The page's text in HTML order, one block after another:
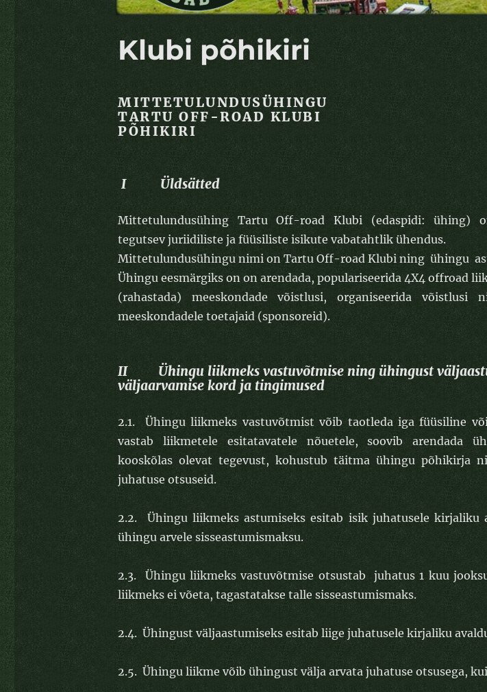
Klubi põhikiri
MITTETULUNDUSÜHINGU
TARTU OFF-ROAD KLUBI
PÕHIKIRI
I Üldsätted
Mittetulundusühing Tartu Off-road Klubi (edaspidi: ühing)
tegutsev juriidiliste ja füüsiliste isikute vabatahtlik ühendus.
Mittetulundusühingu nimi on Tartu Off-road Klubi ning ühingu
Ühingu eesmärgiks on on arendada, populariseerida 4X4 offroad
(rahastada) meeskondade võistlusi, organiseerida võistlusi
meeskondadele toetajaid (sponsoreid).
II Ühingu liikmeks vastuvõtmise ning ühingust
väljaarvamise kord ja tingimused
2.1. Ühingu liikmeks vastuvõtmist võib taotleda iga füüsiline
vastab liikmetele esitatavatele nõuetele, soovib arendada
kooskõlas olevat tegevust, kohustub täitma ühingu põhikirja
juhatuse otsuseid.
2.2. Ühingu liikmeks astumiseks esitab isik juhatusele kirjaliku
ühingu arvele sisseastumismaksu.
2.3. Ühingu liikmeks vastuvõtmise otsustab juhatus 1 kuu
liikmeks ei võeta, tagastatakse talle sisseastumismaks.
2.4. Ühingust väljaastumiseks esitab liige juhatusele kirjaliku
2.5. Ühingu liikme võib ühingust välja arvata juhatuse otsusega,